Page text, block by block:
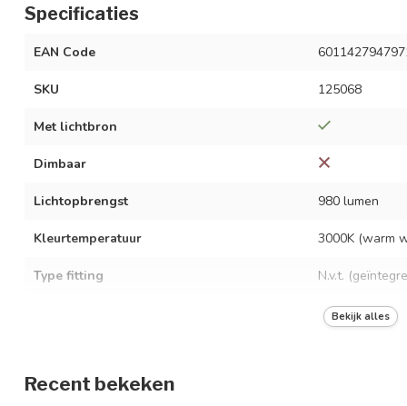
Specificaties
EAN Code
SKU 125068
Met lichtbron
Dimbaar
Lichtopbrengst 980 lumen
Kleurtemperatuur 3000K (warm
Type fitting N.v.t.
12 watt
Frequentie
Bekijk alles
Recent bekeken